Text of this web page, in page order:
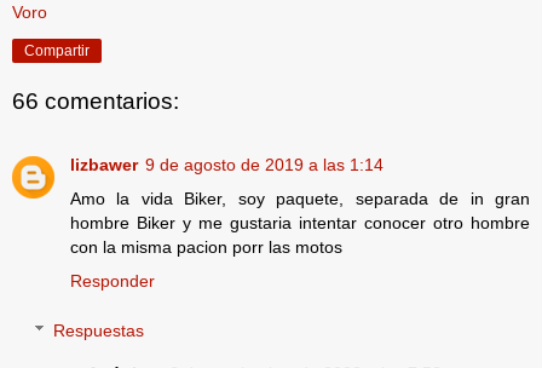
Voro
Compartir
66 comentarios:
lizbawer 9 de agosto de 2019 a las 1:14
Amo la vida Biker, soy paquete, separada de in gran
hombre Biker y me gustaria intentar conocer otro hombre
con la misma pacion porr las motos
Responder
Respuestas